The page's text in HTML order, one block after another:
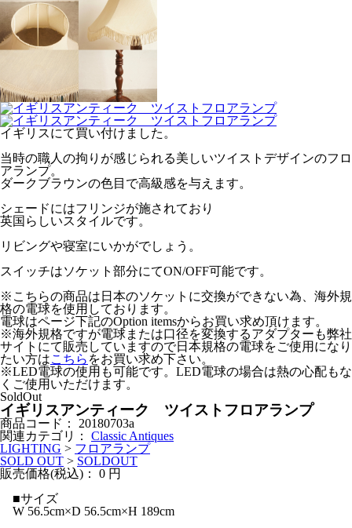
イギリスにて買い付けました。
当時の職人の拘りが感じられる美しいツイストデザインのフロ
アランプ。
ダークブラウンの色目で高級感を与えます。
シェードにはフリンジが施されており
英国らしいスタイルです。
リビングや寝室にいかがでしょう。
スイッチはソケット部分にてON/OFF可能です。
※こちらの商品は日本のソケットに交換ができない為、海外規
格の電球を使用しております。
電球はページ下記のOption itemsからお買い求め頂けます。
※海外規格ですが電球または口径を変換するアダプターも弊社
サイトにて販売していますので日本規格の電球をご使用になり
たい方はこちら をお買い求め下さい。
※LED電球の使用も可能です。LED電球の場合は熱の心配もな
くご使用いただけます。
SoldOut
イギリスアンティーク ツイストフロアランプ
商品コード：
20180703a
関連カテゴリ：
Classic Antiques
LIGHTING > フロアランプ
SOLD OUT > SOLDOUT
販売価格(税込)：
0 円
■サイズ
W 56.5cm×D 56.5cm×H 189cm